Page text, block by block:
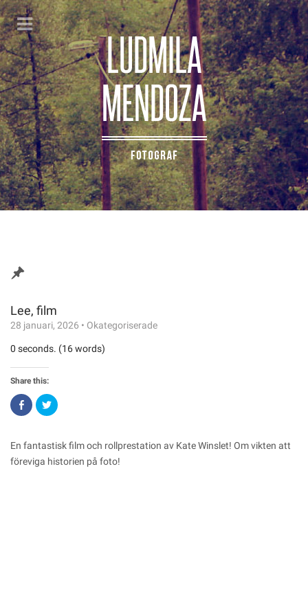
Lee, film
28 januari, 2026 • Okategoriserade
0 seconds. (16 words)
Share this:
Click
to
share
(Opens
in
new
window)
Click
to
(Opens
in
new
En fantastisk film och rollprestation av Kate Winslet! Om vikten att
föreviga historien på foto!